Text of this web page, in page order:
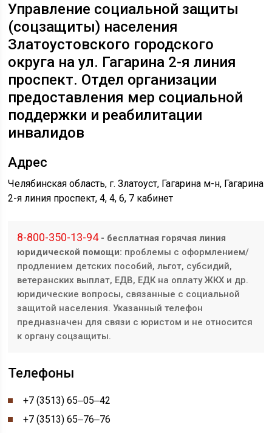
Управление социальной защиты
(соцзащиты) населения
Златоустовского городского
округа на ул. ​Гагарина 2-я линия
проспект. Отдел организации
предоставления мер социальной
поддержки и реабилитации
инвалидов
Адрес
Челябинская область, г. Златоуст, Гагарина м-н, ​​ ​Гагарина
2-я линия проспект, 4,​4, 6, 7 кабинет
8-800-350-13-94- бесплатная горячая линия
юридической помощи: проблемы с оформлением/
продлением детских пособий, льгот, субсидий,
ветеранских выплат, ЕДВ, ЕДК на оплату ЖКХ и др.
юридические вопросы, связанные с социальной
защитой населения. Указанный телефон
предназначен для связи с юристом и не относится
к органу соцзащиты.
Телефоны
+7 (3513) 65‒05‒42
+7 (3513) 65‒76‒76